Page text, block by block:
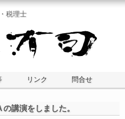
税理士
リンク 問合せ
講演をしました。